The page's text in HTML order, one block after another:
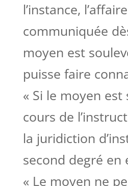
l’instance,
communiquée
moyen est
puisse faire
« Si le moyen est
cours de
la juridiction
second degré en
« Le moyen ne